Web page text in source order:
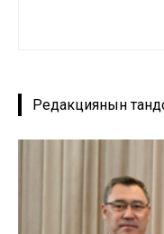
Редакциянын